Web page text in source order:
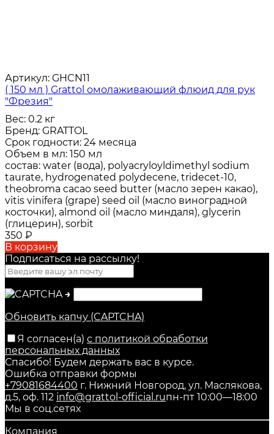
Артикул: GHCN11
( 150 мл ) Grattol омолаживающий флюид для рук
"Фрезия"
Вес: 0.2 кг
Бренд: GRATTOL
Срок годности: 24 месяца
Объем в мл: 150 мл
состав: water (вода), polyacryloyldimethyl sodium
taurate, hydrogenated polydecene, tridecet-10,
theobroma cacao seed butter (масло зерен какао),
vitis vinifera (grape) seed oil (масло виноградной
косточки), almond oil (масло миндаля), glycerin
(глицерин), sorbit
350 ₽
В корзину
Подписаться на рассылкy!
→
Обновить капчу (CAPTCHA)
Я согласен(a) с политикой обработки
персональных данных
Спасибо! Будем держать вас в курсе.
Ошибка отправки формы
+79081684400 г. Нижний Новгород, ул. Маслякова,
д.5, оф. 112 info@grattol-official.ruпн-пт 10:00—18:00
Мы в соц.сетях
Компания